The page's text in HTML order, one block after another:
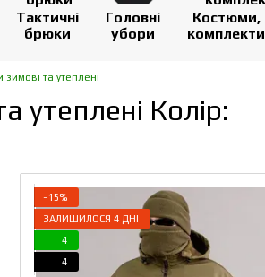
Тактичні
брюки
Головні
убори
Костюми,
комплекти
зимові та утеплені
утеплені Колір:
−15%
ЗАЛИШИЛОСЯ 4 ДНІ
4
4